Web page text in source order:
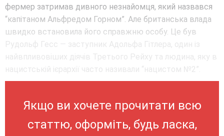
фермер затримав дивного незнайомця, який назвався
“капітаном Альфредом Горном”. Але британська влада
швидко встановила його справжню особу. Це був
Рудольф Гесс — заступник Адольфа Гітлера, один із
найвпливовіших діячів Третього Рейху та людина, яку в
нацистській ієрархії часто називали “нацистом №2”.
Якщо ви хочете прочитати всю
статтю, оформіть, будь ласка,